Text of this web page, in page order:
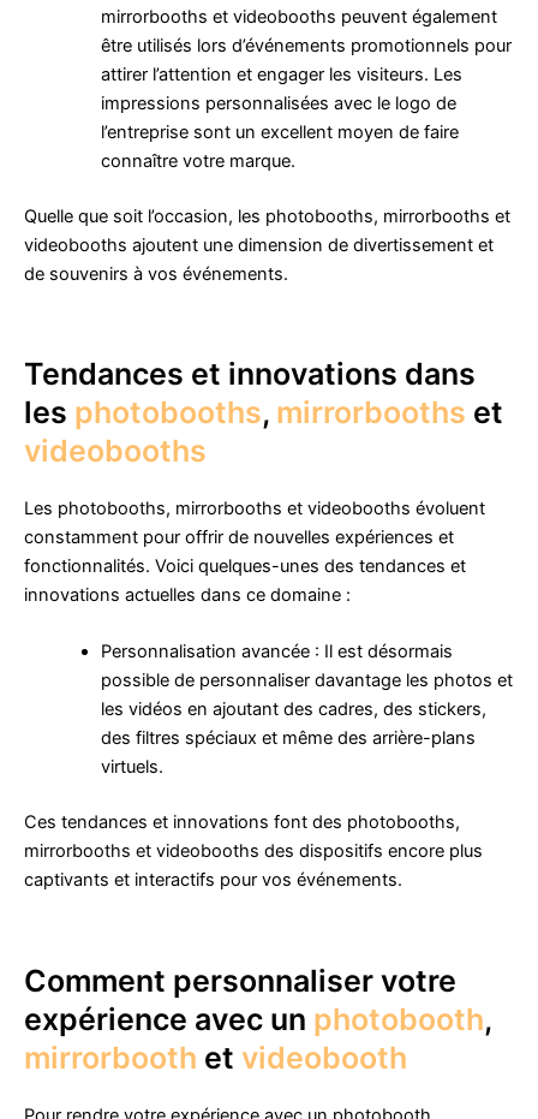
mirrorbooths et videobooths peuvent également
être utilisés lors d’événements promotionnels pour
attirer l’attention et engager les visiteurs. Les
impressions personnalisées avec le logo de
l’entreprise sont un excellent moyen de faire
connaître votre marque.
Quelle que soit l’occasion, les photobooths, mirrorbooths et
videobooths ajoutent une dimension de divertissement et
de souvenirs à vos événements.
Tendances et innovations dans
les photobooths, mirrorbooths et
videobooths
Les photobooths, mirrorbooths et videobooths évoluent
constamment pour offrir de nouvelles expériences et
fonctionnalités. Voici quelques-unes des tendances et
innovations actuelles dans ce domaine :
Personnalisation avancée : Il est désormais
possible de personnaliser davantage les photos et
les vidéos en ajoutant des cadres, des stickers,
des filtres spéciaux et même des arrière-plans
virtuels.
Ces tendances et innovations font des photobooths,
mirrorbooths et videobooths des dispositifs encore plus
captivants et interactifs pour vos événements.
Comment personnaliser votre
expérience avec un photobooth,
mirrorbooth et videobooth